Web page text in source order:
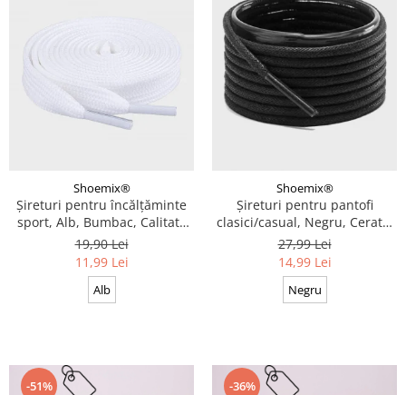
Shoemix®
Șireturi pentru încălțăminte
sport, Alb, Bumbac, Calitate
premium, 100 cm x 0.8 cm
19,90 Lei
11,99 Lei
Alb
Shoemix®
Șireturi pentru pantofi
clasici/casual, Negru, Cerate,
Calitate premium, 110 cm x
0.3 cm
27,99 Lei
14,99 Lei
Negru
-51% -36%